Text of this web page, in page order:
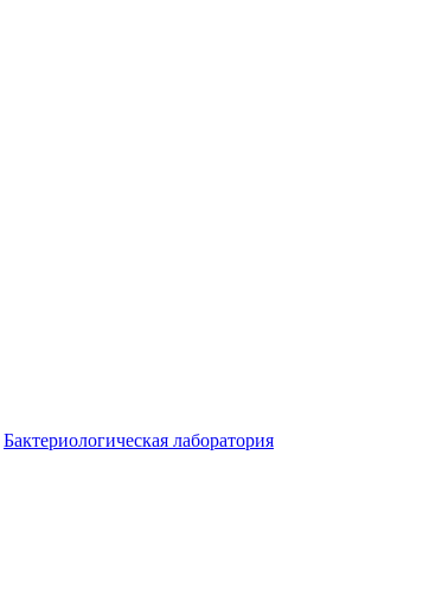
Бактериологическая лаборатория